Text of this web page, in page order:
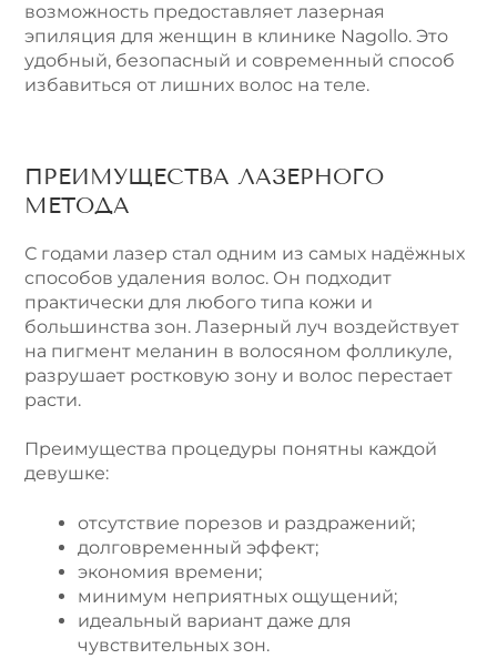
возможность предоставляет лазерная
эпиляция для женщин в клинике Nagollo. Это
удобный, безопасный и современный способ
избавиться от лишних волос на теле.
ПРЕИМУЩЕСТВА ЛАЗЕРНОГО
МЕТОДА
С годами лазер стал одним из самых надёжных
способов удаления волос. Он подходит
практически для любого типа кожи и
большинства зон. Лазерный луч воздействует
на пигмент меланин в волосяном фолликуле,
разрушает ростковую зону и волос перестает
расти.
Преимущества процедуры понятны каждой
девушке:
отсутствие порезов и раздражений;
долговременный эффект;
экономия времени;
минимум неприятных ощущений;
идеальный вариант даже для
чувствительных зон.